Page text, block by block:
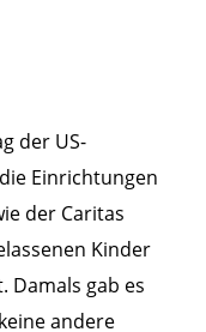
der US-
Einrichtungen
der Caritas
Kinder
Damals gab es
andere